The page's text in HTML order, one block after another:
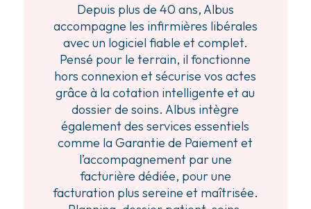
Depuis plus de 40 ans, Albus
accompagne les infirmières libérales
avec un logiciel fiable et complet.
Pensé pour le terrain, il fonctionne
hors connexion et sécurise vos actes
grâce à la cotation intelligente et au
dossier de soins. Albus intègre
également des services essentiels
comme la Garantie de Paiement et
l’accompagnement par une
facturière dédiée, pour une
facturation plus sereine et maîtrisée.